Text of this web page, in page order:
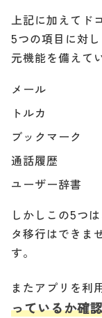
上記に加えてド
5つの項目に対
元機能を備えて
メール
トルカ
ブックマーク
通話履歴
ユーザー辞書
しかしこの5つ
タ移行はできま
す。
またアプリを利
っているか確